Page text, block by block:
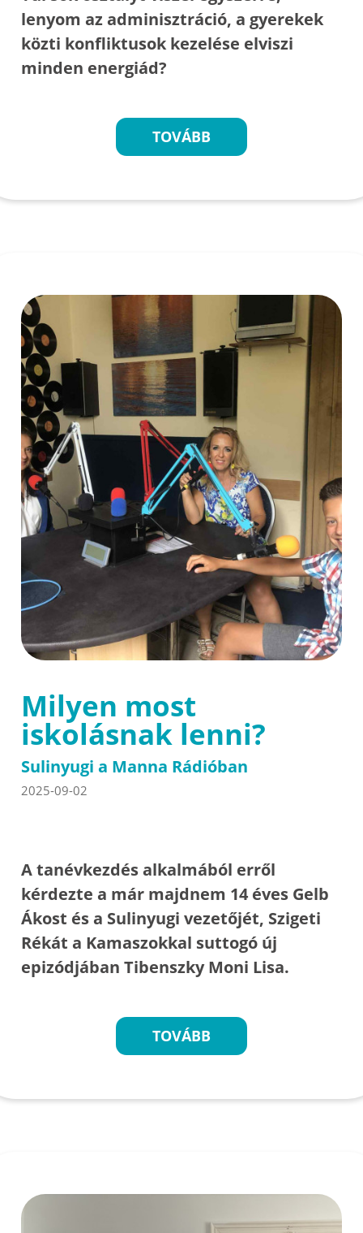
lenyom az adminisztráció, a gyerekek
közti konfliktusok kezelése elviszi
minden energiád?
TOVÁBB
Milyen most
iskolásnak lenni?
Sulinyugi a Manna Rádióban
2025-09-02
A tanévkezdés alkalmából erről
kérdezte a már majdnem 14 éves Gelb
Ákost és a Sulinyugi vezetőjét, Szigeti
Rékát a Kamaszokkal suttogó új
epizódjában Tibenszky Moni Lisa.
TOVÁBB